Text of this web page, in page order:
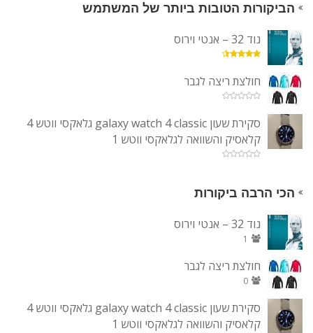
הביקורות הטובות ביותר של המשתמש
נוד 32 – אנטי וירוס
חולצת ריצה לגבר
סקירת שעון galaxy watch 4 classic גלאקסי ווטש 4
קלאסיק והשוואה לגלאקסי ווטש 1
הכי הרבה ביקורות
נוד 32 – אנטי וירוס
1
חולצת ריצה לגבר
0
סקירת שעון galaxy watch 4 classic גלאקסי ווטש 4
קלאסיק והשוואה לגלאקסי ווטש 1